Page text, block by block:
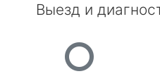
Выезд и